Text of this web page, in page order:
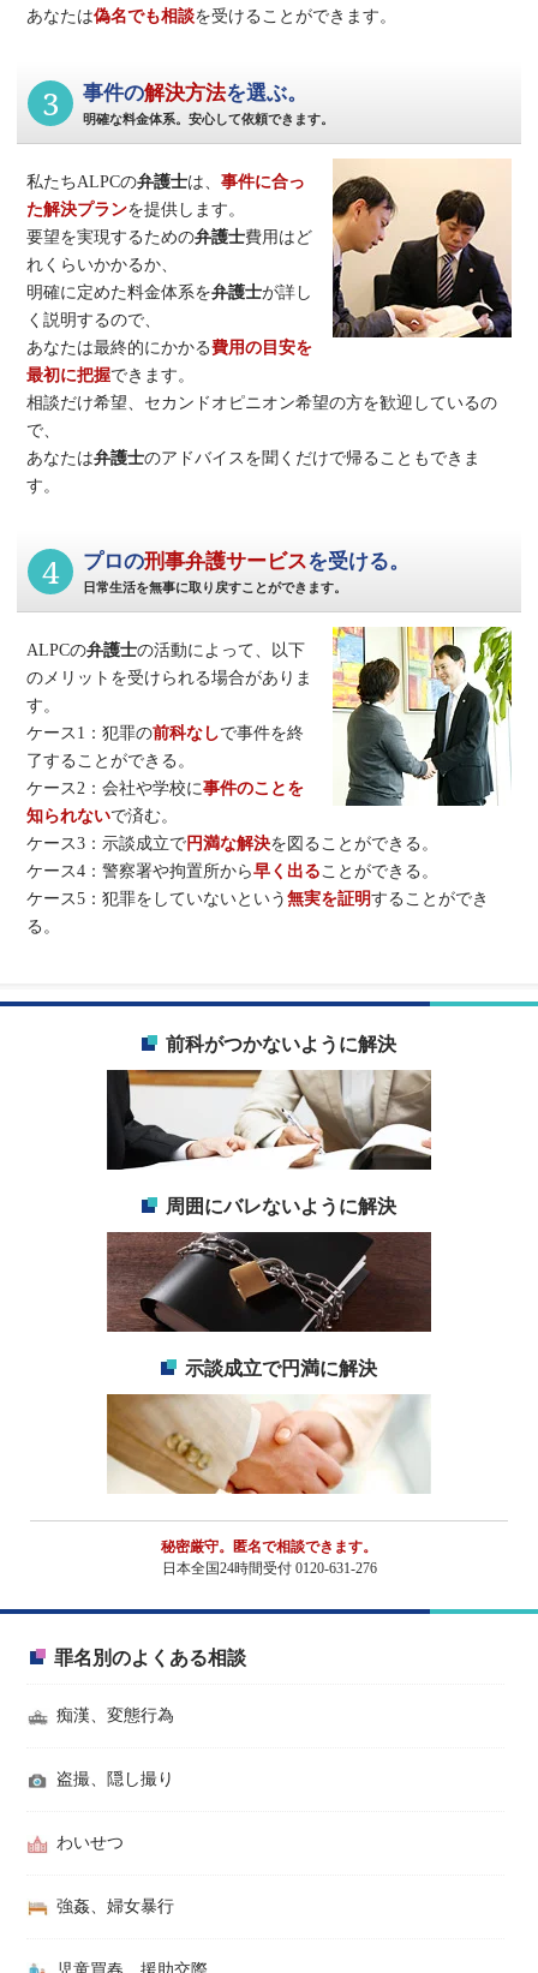
前科がつかないように解決
周囲にバレないように解決
示談成立で円満に解決
秘密厳守。匿名で相談できます。
日本全国24時間受付 0120-631-276
罪名別のよくある相談
痴漢、変態行為
盗撮、隠し撮り
わいせつ
強姦、婦女暴行
あなたは偽名でも相談を受けることができます。
3 事件の解決方法を選ぶ。
明確な料金体系。安心して依頼できます。
私たちALPCの弁護士は、事件に合っ
た解決プランを提供します。
要望を実現するための弁護士費用はど
れくらいかかるか、
明確に定めた料金体系を弁護士が詳し
く説明するので、
あなたは最終的にかかる費用の目安を
最初に把握できます。
相談だけ希望、セカンドオピニオン希望の方を歓迎しているの
で、
あなたは弁護士のアドバイスを聞くだけで帰ることもできま
す。
4 プロの刑事弁護サービスを受ける。
日常生活を無事に取り戻すことができます。
ALPCの弁護士の活動によって、以下
のメリットを受けられる場合がありま
す。
ケース1：犯罪の前科なしで事件を終
了することができる。
ケース2：会社や学校に事件のことを
知られないで済む。
ケース3：示談成立で円満な解決を図ることができる。
ケース4：警察署や拘置所から早く出ることができる。
ケース5：犯罪をしていないという無実を証明することができ
る。